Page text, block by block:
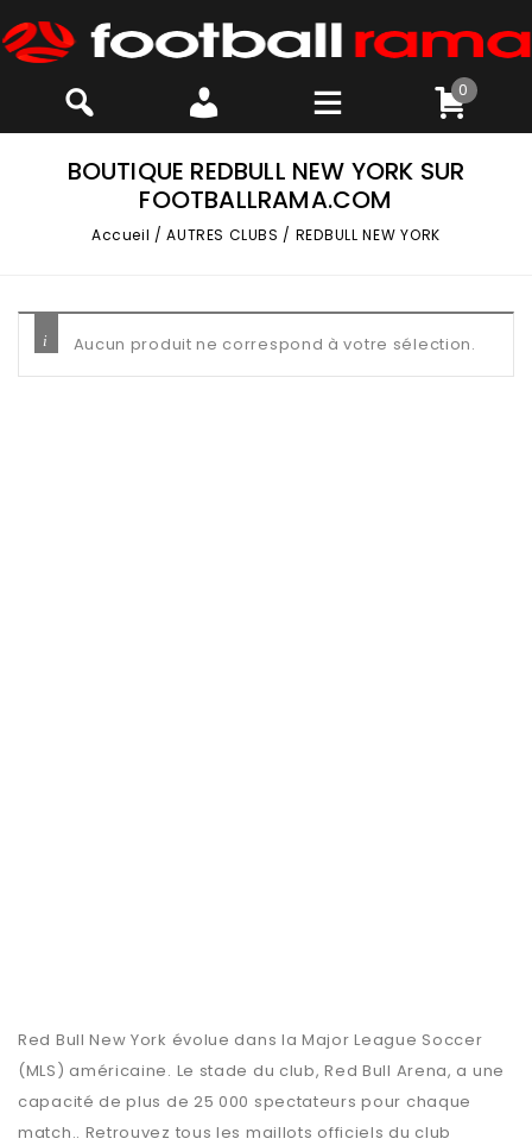
0
BOUTIQUE REDBULL NEW YORK SUR
FOOTBALLRAMA.COM
Accueil /AUTRES CLUBS / REDBULL NEW YORK
Aucun produit ne correspond à votre sélection.
Red Bull New York évolue dans la Major League Soccer
(MLS) américaine. Le stade du club, Red Bull Arena, a une
capacité de plus de 25 000 spectateurs pour chaque
match.. Retrouvez tous les maillots officiels du club